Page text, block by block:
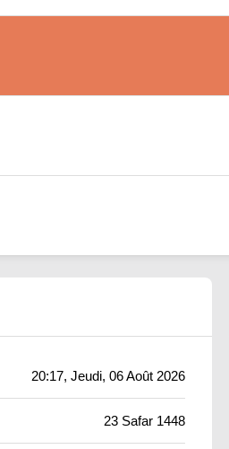
20:17, Jeudi, 06 Août 2026
23 Safar 1448